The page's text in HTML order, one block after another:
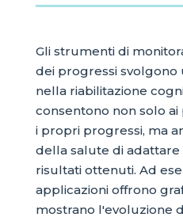
Gli strumenti di
dei progressi
nella riabilitazione
consentono non solo ai
i propri progressi, ma
della salute di adattare
risultati ottenuti. Ad
applicazioni offrono
mostrano l'evoluzione